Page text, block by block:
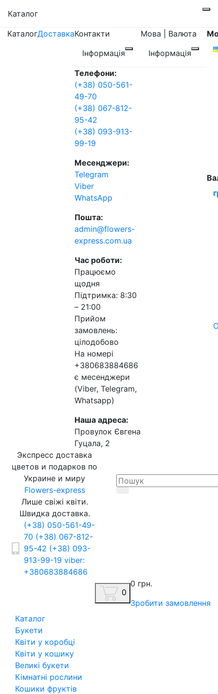
Каталог
КаталогДоставкаКонтакти
Інформація
Телефони:
(+38) 050-561-
49-70
(+38) 067-812-
95-42
(+38) 093-913-
99-19
Месенджери:
Telegram
Viber
WhatsApp
Пошта:
admin@flowers-
express.com.ua
Час роботи:
Працюємо
щодня
Підтримка: 8:30
– 21:00
Прийом
замовлень:
цілодобово
На номері
+380683884686
є месенджери
(Viber, Telegram,
Whatsapp)
Наша адреса:
Провулок Євгена
Гуцала, 2
Мова | Валюта
Інформація
Экспресс доставка
цветов и подарков по
Украине и миру
Flowers-express
Лише свіжі квіти.
Швидка доставка.
(+38) 050-561-49-
70 (+38) 067-812-
95-42 (+38) 093-
913-99-19 viber:
+380683884686
0
0 грн.
Зробити замовлення
Каталог
Букети
Квіти у коробці
Квіти у кошику
Великі букети
Кімнатні рослини
Кошики фруктів